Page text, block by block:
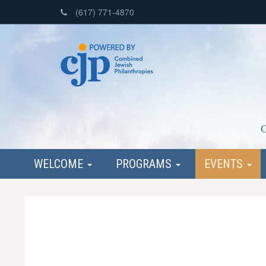
(617) 771-4870
WELCOME PROGRAMS EVENTS